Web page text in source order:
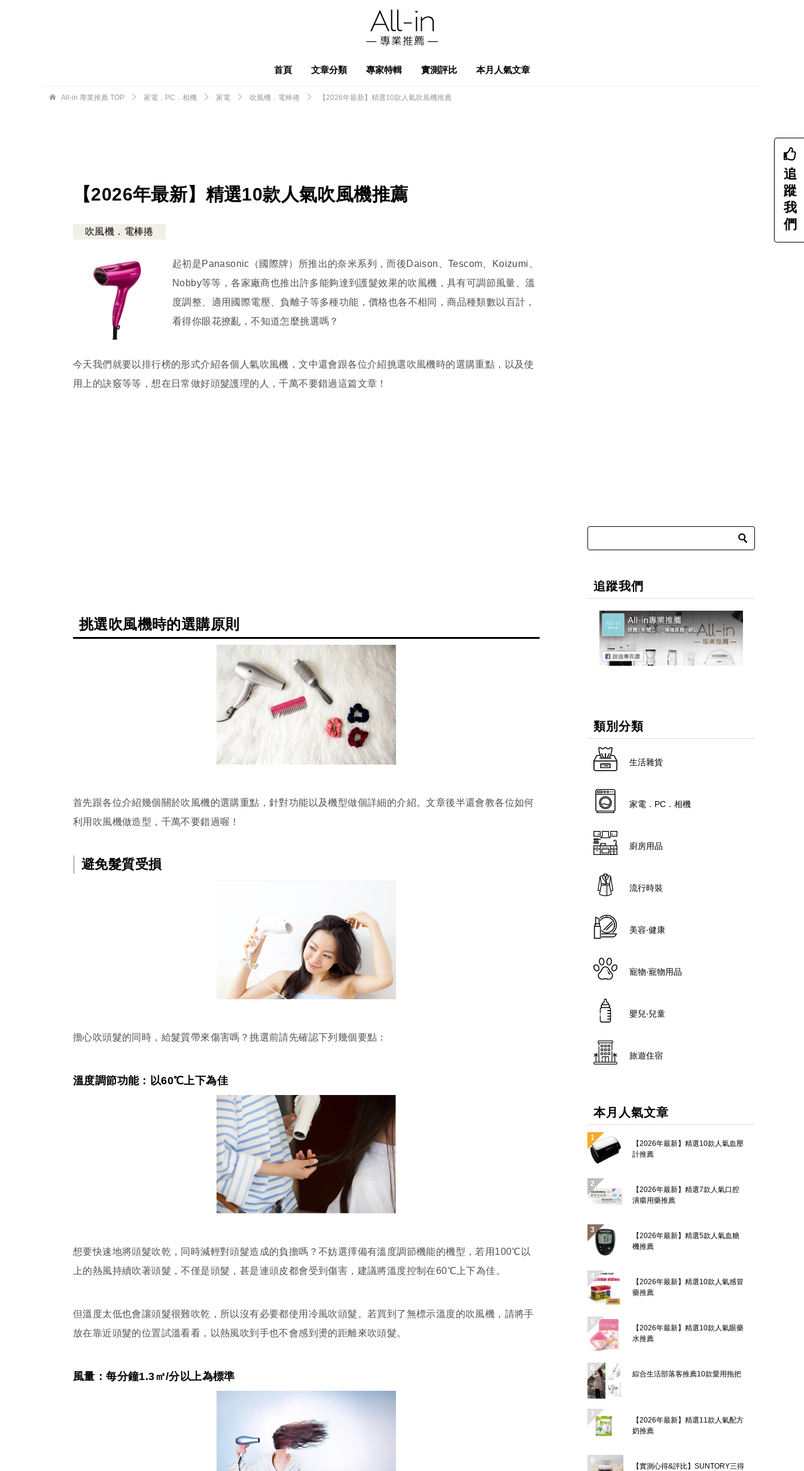
首頁 文章分類 專家特輯 實測評比 本月人氣文章
All-in 專業推薦 TOP 家電．PC．相機 家電 吹風機．電棒捲 【2026年最新】精選10款人氣吹風機推薦
【2026年最新】精選10款人氣吹風機推薦
吹風機．電棒捲
起初是Panasonic（國際牌）所推出的奈米系列，而後Daison、Tescom、Koizumi、
Nobby等等，各家廠商也推出許多能夠達到護髮效果的吹風機，具有可調節風量、溫
度調整、適用國際電壓、負離子等多種功能，價格也各不相同，商品種類數以百計，
看得你眼花撩亂，不知道怎麼挑選嗎？
今天我們就要以排行榜的形式介紹各個人氣吹風機，文中還會跟各位介紹挑選吹風機時的選購重點，以及使
用上的訣竅等等，想在日常做好頭髮護理的人，千萬不要錯過這篇文章！
挑選吹風機時的選購原則
首先跟各位介紹幾個關於吹風機的選購重點，針對功能以及機型做個詳細的介紹。文章後半還會教各位如何
利用吹風機做造型，千萬不要錯過喔！
避免髮質受損
擔心吹頭髮的同時，給髮質帶來傷害嗎？挑選前請先確認下列幾個要點：
溫度調節功能：以60℃上下為佳
想要快速地將頭髮吹乾，同時減輕對頭髮造成的負擔嗎？不妨選擇備有溫度調節機能的機型，若用100℃以
上的熱風持續吹著頭髮，不僅是頭髮，甚是連頭皮都會受到傷害，建議將溫度控制在60℃上下為佳。
但溫度太低也會讓頭髮很難吹乾，所以沒有必要都使用冷風吹頭髮。若買到了無標示溫度的吹風機，請將手
放在靠近頭髮的位置試溫看看，以熱風吹到手也不會感到燙的距離來吹頭髮。
風量：每分鐘1.3㎥/分以上為標準
追蹤我們
類別分類
生活雜貨
家電．PC．相機
廚房用品
流行時裝
美容‧健康
寵物‧寵物用品
嬰兒‧兒童
旅遊住宿
本月人氣文章
【2026年最新】精選10款人氣血壓
計推薦
【2026年最新】精選7款人氣口腔
潰瘍用藥推薦
【2026年最新】精選5款人氣血糖
機推薦
【2026年最新】精選10款人氣感冒
藥推薦
【2026年最新】精選10款人氣眼藥
水推薦
綜合生活部落客推薦10款愛用拖把
【2026年最新】精選11款人氣配方
奶推薦
【實測心得&評比】SUNTORY三得
追
蹤
我
們